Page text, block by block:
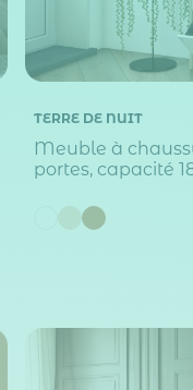
TERRE DE NUIT
Meuble à
portes, capacité